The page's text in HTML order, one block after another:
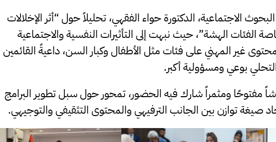
الاجتماعية، الدكتورة حواء الفقهي، تحليلاً حول “أثر الإخلالات
الفئات الهشة”، حيث نبهت إلى التأثيرات النفسية والاجتماعية
غير المهني على فئات مثل الأطفال وكبار السن، داعيةً القائمين
التحلي بوعي ومسؤولية أكبر.
مفتوحًا ومثمراً شارك فيه الحضور، تمحور حول سبل تطوير البرامج
صيغة توازن بين الجانب الترفيهي والمحتوى التثقيفي والتوجيهي.